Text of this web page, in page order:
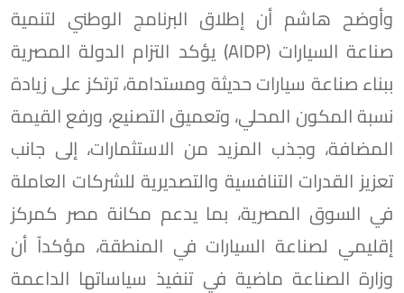
وأوضح هاشم أن إطلاق البرنامج الوطني لتنمية
صناعة السيارات (AIDP) يؤكد التزام الدولة المصرية
ببناء صناعة سيارات حديثة ومستدامة، ترتكز على زيادة
نسبة المكون المحلي، وتعميق التصنيع، ورفع القيمة
المضافة، وجذب المزيد من الاستثمارات، إلى جانب
تعزيز القدرات التنافسية والتصديرية للشركات العاملة
في السوق المصرية، بما يدعم مكانة مصر كمركز
إقليمي لصناعة السيارات في المنطقة، مؤكداً أن
وزارة الصناعة ماضية في تنفيذ سياساتها الداعمة